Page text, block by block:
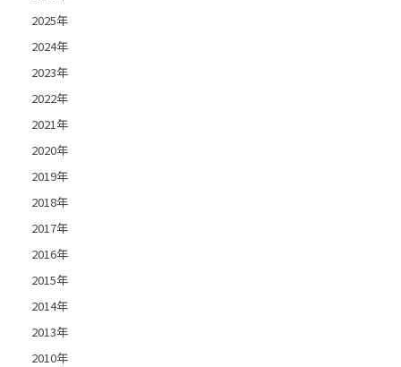
2025年
2024年
2023年
2022年
2021年
2020年
2019年
2018年
2017年
2016年
2015年
2014年
2013年
2010年